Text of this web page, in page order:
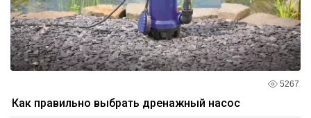
5267
Как правильно выбрать дренажный насос